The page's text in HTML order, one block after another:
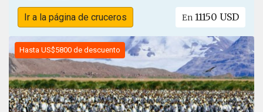
Ir a la página de cruceros En 11150 USD
Hasta US$5800 de descuento